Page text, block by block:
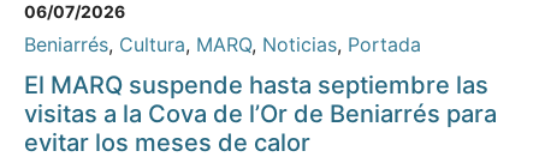
06/07/2026
Beniarrés, Cultura, MARQ, Noticias, Portada
El MARQ suspende hasta septiembre las
visitas a la Cova de l’Or de Beniarrés para
evitar los meses de calor